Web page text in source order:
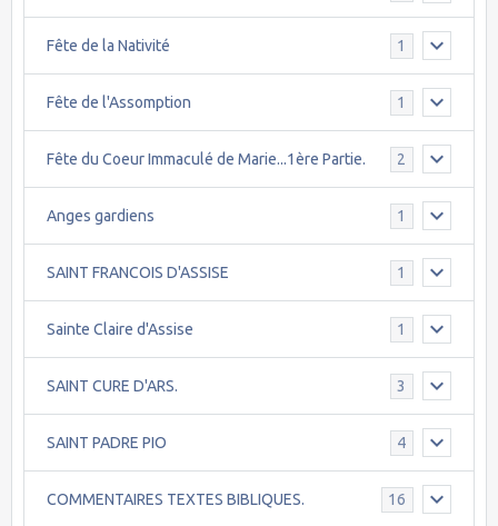
Fête de la Nativité 1
Fête de l'Assomption 1
Fête du Coeur Immaculé de Marie...1ère Partie. 2
Anges gardiens 1
SAINT FRANCOIS D'ASSISE 1
Sainte Claire d'Assise 1
SAINT CURE D'ARS. 3
SAINT PADRE PIO 4
COMMENTAIRES TEXTES BIBLIQUES. 16